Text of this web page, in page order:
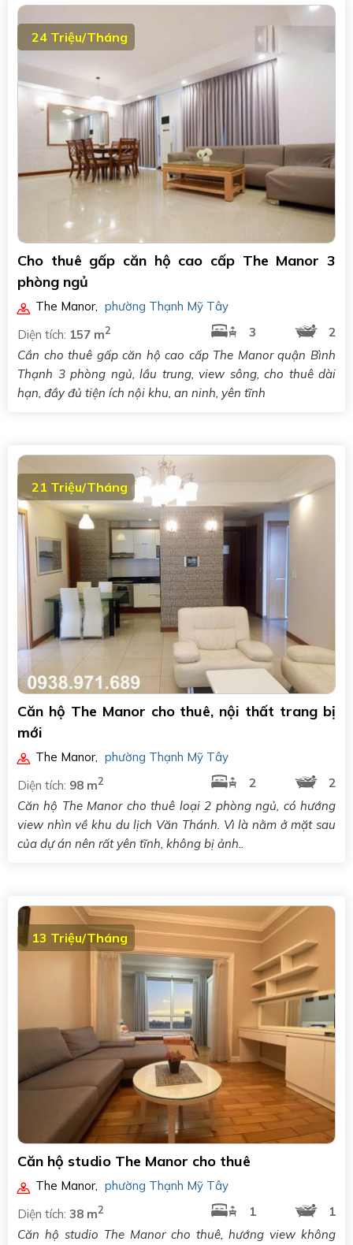
24 Triệu/Tháng
Cho thuê gấp căn hộ cao cấp The Manor 3
phòng ngủ
The Manor, phường Thạnh Mỹ Tây
Diện tích: 157 m2 3
2
Cần cho thuê gấp căn hộ cao cấp The Manor quận Bình
Thạnh 3 phòng ngủ, lầu trung, view sông, cho thuê dài
hạn, đầy đủ tiện ích nội khu, an ninh, yên tĩnh
21 Triệu/Tháng
Căn hộ The Manor cho thuê, nội thất trang bị
mới
The Manor
phường Thạnh Mỹ Tây
Diện tích: 98 m2 2
2
Căn hộ The Manor cho thuê loại 2 phòng ngủ, có hướng
view nhìn về khu du lịch Văn Thánh. Vì là nằm ở mặt sau
của dự án nên rất yên tĩnh, không bị ảnh..
13 Triệu/Tháng
Căn hộ studio The Manor cho thuê
The Manor, phường Thạnh Mỹ Tây
Diện tích: 38 m2 1
1
Căn hộ studio The Manor cho thuê, hướng view không